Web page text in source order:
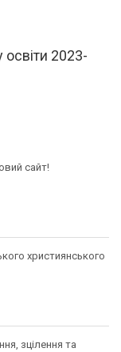
освіти 2023-
сайт!
християнського
зцілення та